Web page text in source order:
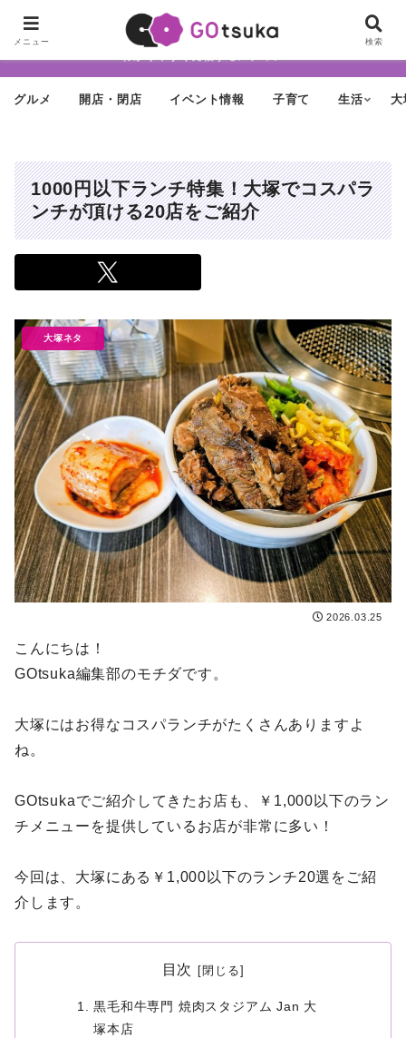
ちょっと怪しげだけど最近どんどん進化する街「大塚」の魅力を面白く・
グルメ 開店・閉店 イベント情報 子育て 生活 大
1000円以下ランチ特集！大塚でコスパラ
ンチが頂ける20店をご紹介
大塚ネタ
2026.03.25
こんにちは！
GOtsuka編集部のモチダです。
大塚にはお得なコスパランチがたくさんありますよ
ね。
GOtsukaでご紹介してきたお店も、￥1,000以下のラン
チメニューを提供しているお店が非常に多い！
今回は、大塚にある￥1,000以下のランチ20選をご紹
介します。
目次
黒毛和牛専門 焼肉スタジアム Jan 大
塚本店
メニュー 検索